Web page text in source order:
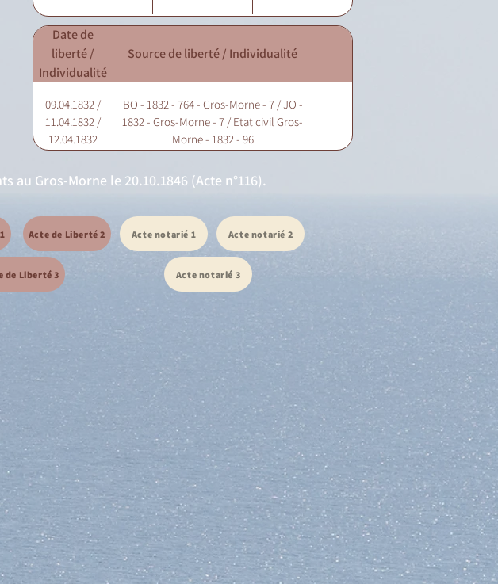
Date de
liberté /
Individualité
Source de liberté / Individualité
09.04.1832 /
11.04.1832 /
12.04.1832
BO - 1832 - 764 - Gros-Morne - 7 / JO -
1832 - Gros-Morne - 7 / Etat civil Gros-
Morne - 1832 - 96
Gros-Morne le 20.10.1846 (Acte n°116).
Acte de Liberté 2
de Liberté 3
Acte notarié 1 Acte notarié 2
Acte notarié 3